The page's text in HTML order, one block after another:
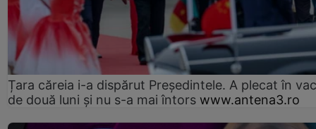
Țara căreia i-a dispărut Președintele. A plecat în
de două luni și nu s-a mai întors www.antena3.ro